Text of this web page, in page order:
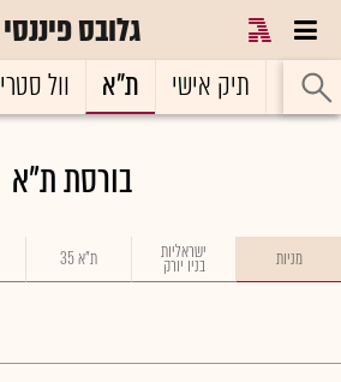
גלובס פיננסי
ראשי תיק אישי ת"א וול
בורסת ת"א
מניות ישראליות
בניו יורק ת"א 35